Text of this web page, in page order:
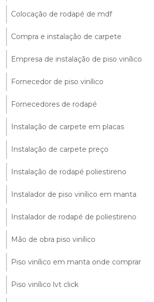
Colocação de rodapé de mdf
Compra e instalação de carpete
Empresa de instalação de piso vinílico
Fornecedor de piso vinílico
Fornecedores de rodapé
Instalação de carpete em placas
Instalação de carpete preço
Instalação de rodapé poliestireno
Instalador de piso vinílico em manta
Instalador de rodapé de poliestireno
Mão de obra piso vinílico
Piso vinílico em manta onde comprar
Piso vinílico lvt click